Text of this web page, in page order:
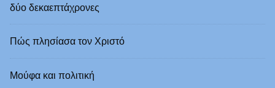
δύο δεκαεπτάχρονες
Πώς πλησίασα τον Χριστό
Μούφα και πολιτική